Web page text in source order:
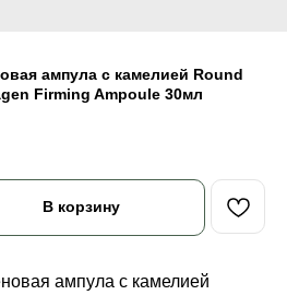
ампула с камелией Round
Firming Ampoule 30мл
В корзину
ампула с камелией